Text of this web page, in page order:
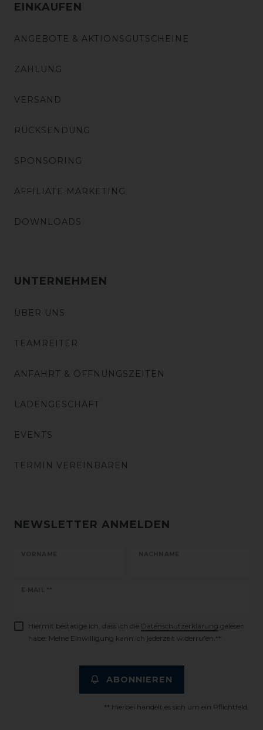
EINKAUFEN
ANGEBOTE & AKTIONSGUTSCHEINE
ZAHLUNG
VERSAND
RÜCKSENDUNG
SPONSORING
AFFILIATE MARKETING
DOWNLOADS
UNTERNEHMEN
ÜBER UNS
TEAMREITER
ANFAHRT & ÖFFNUNGSZEITEN
LADENGESCHÄFT
EVENTS
TERMIN VEREINBAREN
NEWSLETTER ANMELDEN
VORNAME NACHNAME
E-MAIL **
Newsletter
Hiermit bestätige ich, dass ich die Daten­schutz­erklärung gelesen
habe. Meine Einwilligung kann ich jederzeit widerrufen.**
ABONNIEREN
** Hierbei handelt es sich um ein Pflichtfeld.